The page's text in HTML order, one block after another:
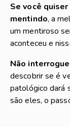
Se você
mentindo, a
um mentiroso
aconteceu e
Não
descobrir se é
patológico dará
são eles, o